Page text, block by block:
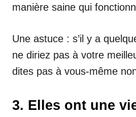
manière saine qui
Une astuce : s’il y a
ne diriez pas à votre
dites pas à vous-même
3. Elles ont une